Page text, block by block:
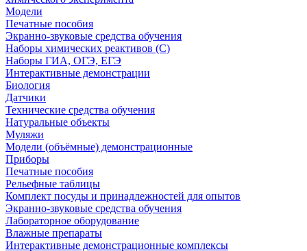
Модели
Печатные пособия
Экранно-звуковые средства обучения
Наборы химических реактивов (С)
Наборы ГИА, ОГЭ, ЕГЭ
Интерактивные демонстрации
Биология
Датчики
Технические средства обучения
Натуральные объекты
Муляжи
Модели (объёмные) демонстрационные
Приборы
Печатные пособия
Рельефные таблицы
Комплект посуды и принадлежностей для опытов
Экранно-звуковые средства обучения
Лабораторное оборудование
Влажные препараты
Интерактивные демонстрационные комплексы